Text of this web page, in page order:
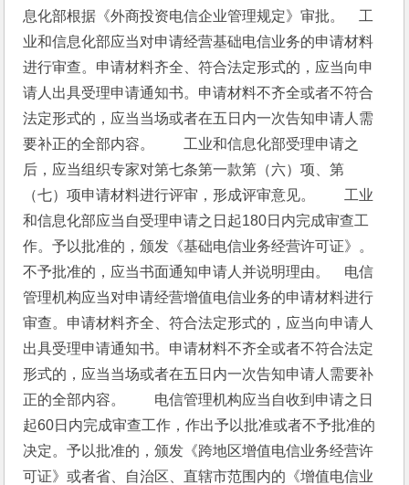
息化部根据《外商投资电信企业管理规定》审批。　工
业和信息化部应当对申请经营基础电信业务的申请材料
进行审查。申请材料齐全、符合法定形式的，应当向申
请人出具受理申请通知书。申请材料不齐全或者不符合
法定形式的，应当当场或者在五日内一次告知申请人需
要补正的全部内容。　　工业和信息化部受理申请之
后，应当组织专家对第七条第一款第（六）项、第
（七）项申请材料进行评审，形成评审意见。　　工业
和信息化部应当自受理申请之日起180日内完成审查工
作。予以批准的，颁发《基础电信业务经营许可证》。
不予批准的，应当书面通知申请人并说明理由。　电信
管理机构应当对申请经营增值电信业务的申请材料进行
审查。申请材料齐全、符合法定形式的，应当向申请人
出具受理申请通知书。申请材料不齐全或者不符合法定
形式的，应当当场或者在五日内一次告知申请人需要补
正的全部内容。　　电信管理机构应当自收到申请之日
起60日内完成审查工作，作出予以批准或者不予批准的
决定。予以批准的，颁发《跨地区增值电信业务经营许
可证》或者省、自治区、直辖市范围内的《增值电信业